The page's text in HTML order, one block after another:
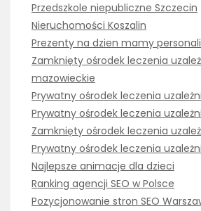
Przedszkole niepubliczne Szczecin
Nieruchomości Koszalin
Prezenty na dzien mamy
Zamknięty ośrodek leczenia
mazowieckie
Prywatny ośrodek leczenia
Prywatny ośrodek leczenia
Zamknięty ośrodek leczenia
Prywatny ośrodek leczenia
Najlepsze animacje dla dzieci
Ranking agencji SEO w Polsce
Pozycjonowanie stron SEO